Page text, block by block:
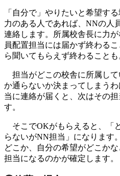
「自分で」やりたいと希望す
力のある人であれば、NNの人
連絡します。所属校舎長に力
員配置担当には届かず終わる
ら聞いてもらえず終わることも
担当がどこの校舎に所属して
か通らないか決まってしまう
当に連絡が届くと、次はその
す。
そこでOKがもらえると、「
らないがNN担当」になります
どこか、自分の希望がどこか
担当になるのかが確定します。